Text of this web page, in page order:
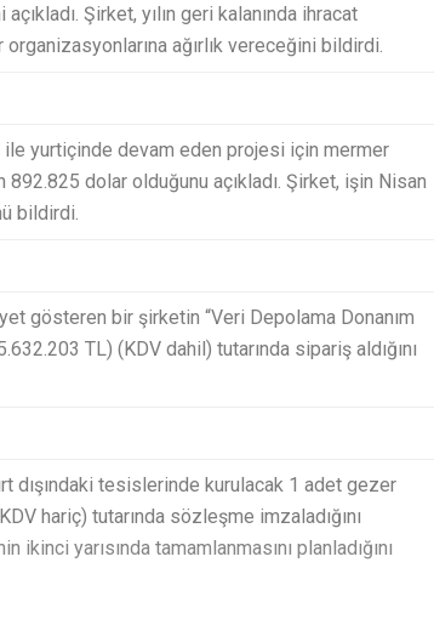
Şirket, yılın geri kalanında ihracat
ağırlık vereceğini bildirdi.
ile yurtiçinde devam eden projesi için mermer
892.825 dolar olduğunu açıkladı. Şirket, işin Nisan
bildirdi.
gösteren bir şirketin “Veri Depolama Donanım
TL) (KDV dahil) tutarında sipariş aldığını
dışındaki tesislerinde kurulacak 1 adet gezer
hariç) tutarında sözleşme imzaladığını
yarısında tamamlanmasını planladığını